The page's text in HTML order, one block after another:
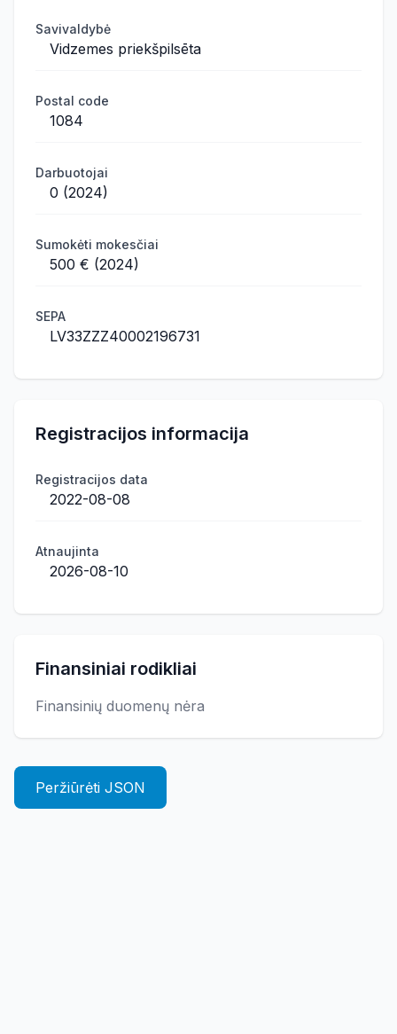
Savivaldybė
Vidzemes priekšpilsēta
Postal code
1084
Darbuotojai
0 (2024)
Sumokėti mokesčiai
500 € (2024)
SEPA
LV33ZZZ40002196731
Registracijos informacija
Registracijos data
2022-08-08
Atnaujinta
2026-08-10
Finansiniai rodikliai
Finansinių duomenų nėra
Peržiūrėti JSON